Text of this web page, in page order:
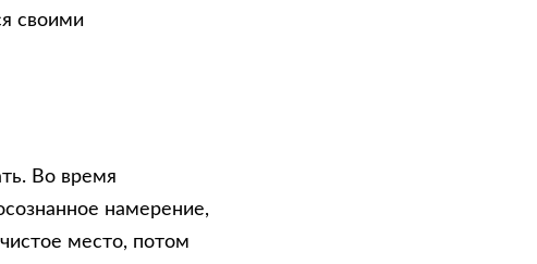
своими
Во время
намерение,
место, потом